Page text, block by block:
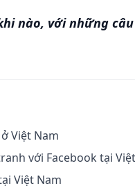
nào, với những
Việt Nam
với Facebook tại
Việt Nam